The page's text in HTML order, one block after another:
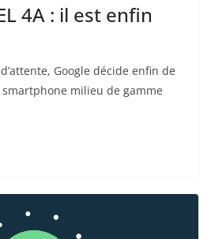
4A : il est enfin
Google décide enfin de
milieu de gamme